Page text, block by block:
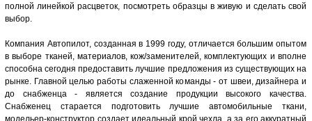
полной линейкой расцветок, посмотреть образцы в живую и сделать свой
выбор.
Компания Автопилот, созданная в 1999 году, отличается большим опытом
в выборе тканей, материалов, кож/заменителей, комплектующих и вполне
способна сегодня предоставить лучшие предложения из существующих на
рынке. Главной целью работы слаженной команды - от швеи, дизайнера и
до снабженца - является создание продукции высокого качества.
Снабженец старается подготовить лучшие автомобильные ткани,
модельер-конструктор создает идеальный крой чехла, а за его аккуратный